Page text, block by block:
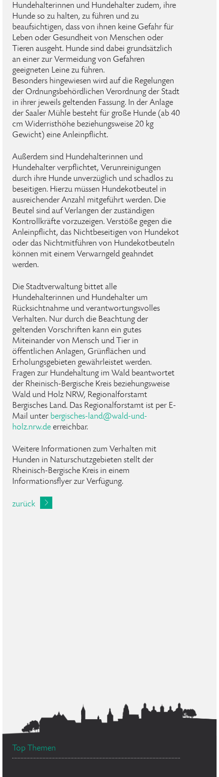
Hundehalterinnen und Hundehalter zudem, ihre
Hunde so zu halten, zu führen und zu
beaufsichtigen, dass von ihnen keine Gefahr für
Leben oder Gesundheit von Menschen oder
Tieren ausgeht. Hunde sind dabei grundsätzlich
an einer zur Vermeidung von Gefahren
geeigneten Leine zu führen.
Besonders hingewiesen wird auf die Regelungen
der Ordnungsbehördlichen Verordnung der Stadt
in ihrer jeweils geltenden Fassung. In der Anlage
der Saaler Mühle besteht für große Hunde (ab 40
cm Widerristhöhe beziehungsweise 20 kg
Gewicht) eine Anleinpflicht.
Außerdem sind Hundehalterinnen und
Hundehalter verpflichtet, Verunreinigungen
durch ihre Hunde unverzüglich und schadlos zu
beseitigen. Hierzu müssen Hundekotbeutel in
ausreichender Anzahl mitgeführt werden. Die
Beutel sind auf Verlangen der zuständigen
Kontrollkräfte vorzuzeigen. Verstöße gegen die
Anleinpflicht, das Nichtbeseitigen von Hundekot
oder das Nichtmitführen von Hundekotbeuteln
können mit einem Verwarngeld geahndet
werden.
Die Stadtverwaltung bittet alle
Hundehalterinnen und Hundehalter um
Rücksichtnahme und verantwortungsvolles
Verhalten. Nur durch die Beachtung der
geltenden Vorschriften kann ein gutes
Miteinander von Mensch und Tier in
öffentlichen Anlagen, Grünflächen und
Erholungsgebieten gewährleistet werden.
Fragen zur Hundehaltung im Wald beantwortet
der Rheinisch-Bergische Kreis beziehungsweise
Wald und Holz NRW, Regionalforstamt
Bergisches Land. Das Regionalforstamt ist per E-
Mail unter bergisches-land@wald-und-
holz.nrw.de erreichbar.
Weitere Informationen zum Verhalten mit
Hunden in Naturschutzgebieten stellt der
Rheinisch-Bergische Kreis in einem
Informationsflyer zur Verfügung.
zurück
Top Themen